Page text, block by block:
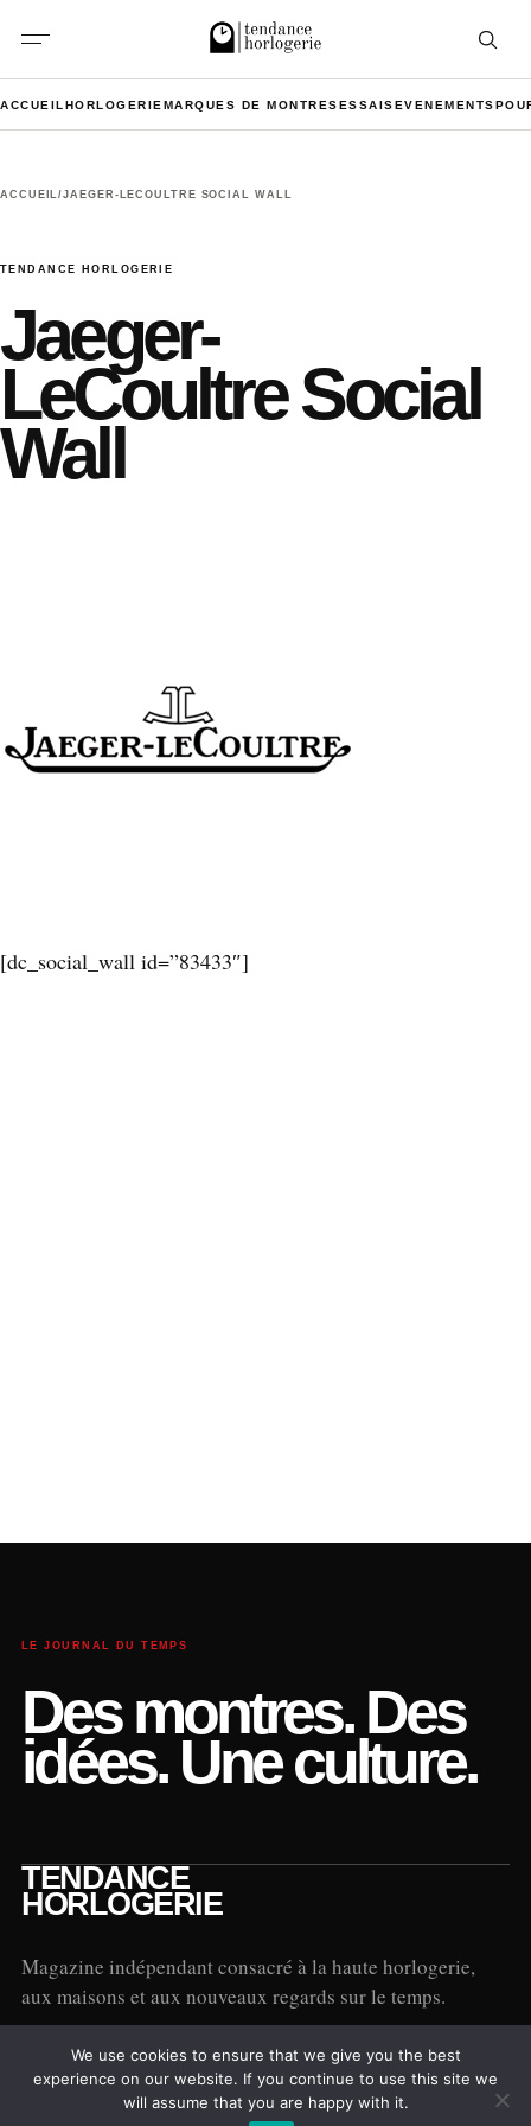
Ouvrir
ACCUEIL HORLOGERIE MARQUES DE MONTRESESSAISEVENEMENTS
ACCUEIL/JAEGER-LECOULTRE SOCIAL WALL
TENDANCE HORLOGERIE
Jaeger-
LeCoultre Social
Wall
[dc_social_wall id=”83433″]
LE JOURNAL DU TEMPS
Des montres. Des
idées. Une culture.
TENDANCE
HORLOGERIE
Magazine indépendant consacré à la haute horlogerie,
aux maisons et aux nouveaux regards sur le temps.
EXPLORER
We use cookies to ensure that we give you the best
experience on our website. If you continue to use this site we
will assume that you are happy with it.